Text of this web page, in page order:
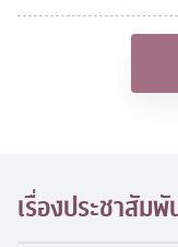
เรื่องประชาสัม